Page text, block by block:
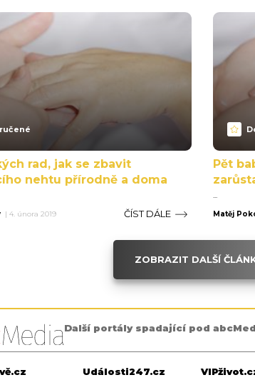
rad, jak se zbavit
nehtu přírodně a doma
| 4. února 2019 ČÍST DÁLE
Pět
...
Matěj
ZOBRAZIT DALŠÍ
Další portály spadající pod
Události247.cz